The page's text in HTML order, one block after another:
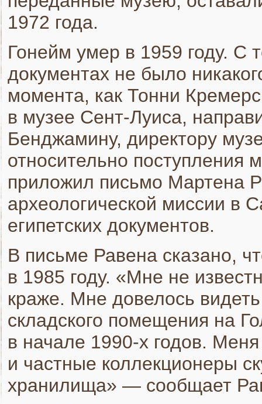
1972 года.
Гонейм умер в 1959 году. С
документах не было
момента, как Тонни
в музее Сент-Луиса,
Бенджамину, директору
относительно поступления
приложил письмо Мартена
археологической миссии в
египетских документов.
В письме Равена сказано,
в 1985 году. «Мне не
краже. Мне довелось
складского помещения на
в начале 1990-х годов.
и частные коллекционеры
хранилища» — сообщает